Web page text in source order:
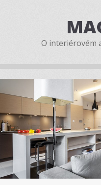
O interiérovém